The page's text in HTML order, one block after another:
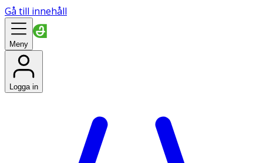
Gå till innehåll
Meny
Logga in